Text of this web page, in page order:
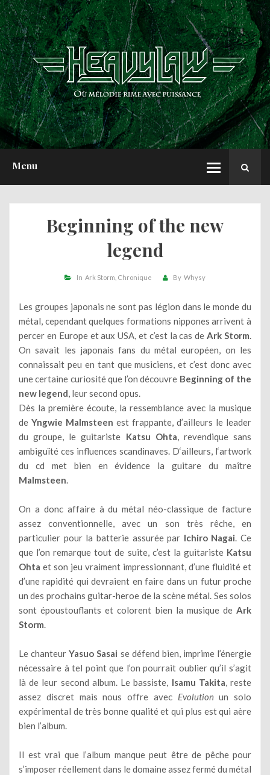
Menu
ACCUEIL
NEWS
CHRONIQUES
INTERVIEWS
REPORTS
A PROPOS
Beginning of the new
legend
In Ark Storm Chronique By Whysy
Les groupes japonais ne sont pas légion dans le monde du
métal, cependant quelques formations nippones arrivent à
percer en Europe et aux USA, et c’est la cas deArk Storm.
On savait les japonais fans du métal européen, on les
connaissait peu en tant que musiciens, et c’est donc avec
une certaine curiosité que l’on découvre Beginning of the
new legend, leur second opus.
Dès la première écoute, la ressemblance avec la musique
de Yngwie Malmsteen est frappante, d’ailleurs le leader
du groupe, le guitariste Katsu Ohta, revendique sans
ambiguïté ces influences scandinaves. D‘ailleurs, l‘artwork
du cd met bien en évidence la guitare du maître
Malmsteen.
On a donc affaire à du métal néo-classique de facture
assez conventionnelle, avec un son très rêche, en
particulier pour la batterie assurée par Ichiro Nagai. Ce
que l’on remarque tout de suite, c’est la guitariste Katsu
Ohta et son jeu vraiment impressionnant, d’une fluidité et
d’une rapidité qui devraient en faire dans un futur proche
un des prochains guitar-heroe de la scène métal. Ses solos
sont époustouflants et colorent bien la musique de Ark
Storm.
Le chanteurYasuo Sasai se défend bien, imprime l’énergie
nécessaire à tel point que l’on pourrait oublier qu’il s’agit
là de leur second album. Le bassiste, Isamu Takita, reste
assez discret mais nous offre avec Evolutionun solo
expérimental de très bonne qualité et qui plus est qui aère
bien l’album.
Il est vrai que l’album manque peut être de pêche pour
s’imposer réellement dans le domaine assez fermé du métal